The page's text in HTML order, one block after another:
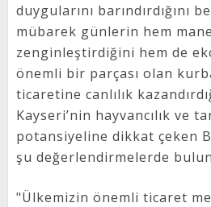
duygularını barındırdığını
mübarek günlerin hem
zenginleştirdiğini hem de
önemli bir parçası olan
ticaretine canlılık
Kayseri’nin hayvancılık ve
potansiyeline dikkat çeken
şu değerlendirmelerde
"Ülkemizin önemli ticaret